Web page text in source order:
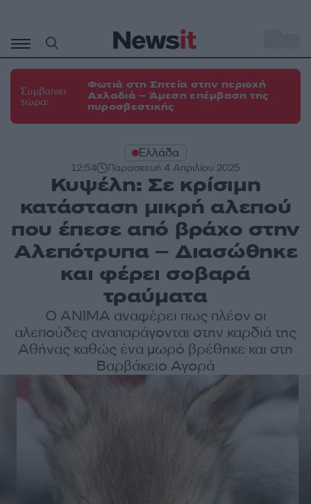
περιεχόμενο
Συμβαίνει
τώρα:
Φωτιά στη Σητεία στην περιοχή
Αχλαδιά – Άμεση επέμβαση της
πυροσβεστικής
Ελλάδα
12:54 Παρασκευή 4 Απριλίου 2025
Κυψέλη: Σε κρίσιμη
κατάσταση μικρή αλεπού
που έπεσε από βράχο στην
Αλεπότρυπα – Διασώθηκε
και φέρει σοβαρά
τραύματα
Ο ΑΝΙΜΑ αναφέρει πως πλέον οι
αλεπούδες αναπαράγονται στην καρδιά της
Αθήνας καθώς ένα μωρό βρέθηκε και στη
Βαρβάκειο Αγορά